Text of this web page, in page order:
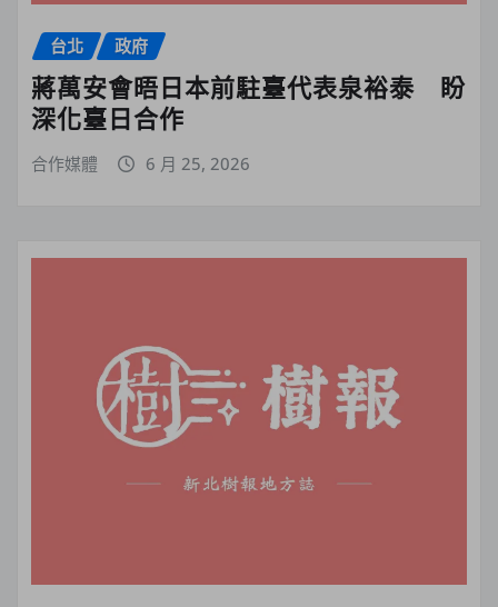
台北 政府
蔣萬安會晤日本前駐臺代表泉裕泰 盼
深化臺日合作
合作媒體 6 月 25, 2026